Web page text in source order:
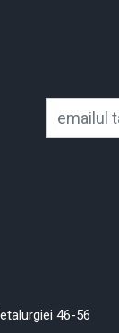
46-56